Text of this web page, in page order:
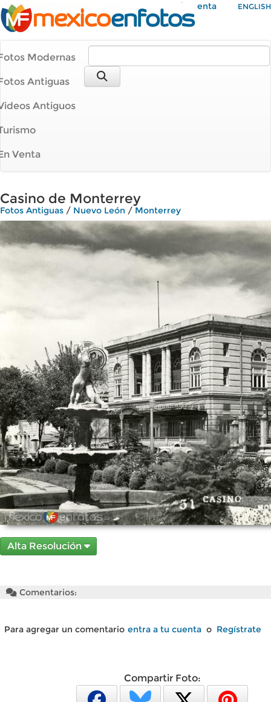
Mi Cuenta ENGLISH
Modernas
Antiguas
Antiguos
Venta
Casino de Monterrey
Fotos Antiguas / Nuevo León / Monterrey
Alta Resolución
Comentarios:
Para agregar un comentario entra a tu cuenta o Regístrate
Compartir Foto: